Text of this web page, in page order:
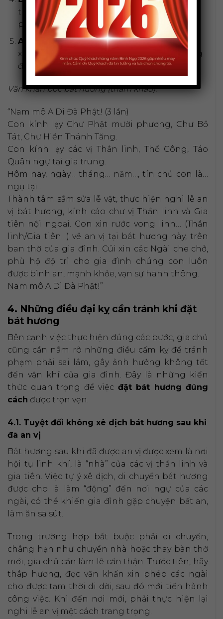
thắp hương và thành tâm đọc văn khấn xin
phép an vị bát hương.
An vị bát hương:Đặt bát hương lên vị trí đã
xác định trên bàn thờ. Đây là bước cuối cùng
để hoàn tất việcđặt bát hương đúng cách
Văn khấn bốc bát hương (tham khảo):
“Nam mô A Di Đà Phật! (3 lần)
Con kính lạy Chư Phật mười phương, Chư Bồ
Tát, Chư Hiền Thánh Tăng.
Con kính lạy các vị Thần linh, Thổ Công, Táo
Quân ngự tại gia trung.
Hôm nay, ngày… tháng… năm…, tín chủ con là…
ngụ tại…
Thành tâm sắm sửa lễ vật, thực hiện nghi lễ an
vị bát hương, kính cáo chư vị Thần linh và Gia
tiên nội ngoại. Con xin rước vong linh… (Thần
linh/Gia tiên…) về an vị tại bát hương này, trên
ban thờ của gia đình. Cúi xin các Ngài che chở,
phù hộ độ trì cho gia đình chúng con luôn
được bình an, mạnh khỏe, vạn sự hanh thông.
Nam mô A Di Đà Phật!”
4. Những điều đại kỵ cần tránh khi đặt
bát hương
Bên cạnh việc thực hiện đúng các bước, gia chủ
cũng cần nắm rõ những điều cấm kỵ để tránh
phạm phải sai lầm, gây ảnh hưởng không tốt
đến vận khí của gia đình. Đây là những kiến
thức quan trọng để việc đặt bát hương đúng
cách được trọn vẹn.
4.1. Tuyệt đối không xê dịch bát hương sau khi
đã an vị
Bát hương sau khi đã được an vị được xem là nơi
hội tụ linh khí, là “nhà” của các vị thần linh và
gia tiên. Việc tự ý xê dịch, di chuyển bát hương
được cho là làm “động” đến nơi ngự của các
ngài, có thể khiến gia đình gặp chuyện bất an,
làm ăn sa sút.
Trong trường hợp bắt buộc phải di chuyển,
chẳng hạn như chuyển nhà hoặc thay bàn thờ
mới, gia chủ cần làm lễ cẩn thận. Trước tiên, hãy
thắp hương, đọc văn khấn xin phép các ngài
cho được tạm thời di dời, sau đó mới tiến hành
công việc. Khi đến nơi mới, phải thực hiện lại
nghi lễ an vị một cách trang trọng.